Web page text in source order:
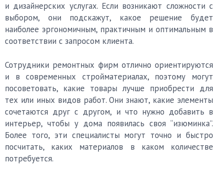
и дизайнерских услугах. Если возникают сложности с
выбором, они подскажут, какое решение будет
наиболее эргономичным, практичным и оптимальным в
соответствии с запросом клиента.
Сотрудники ремонтных фирм отлично ориентируются
и в современных стройматериалах, поэтому могут
посоветовать, какие товары лучше приобрести для
тех или иных видов работ. Они знают, какие элементы
сочетаются друг с другом, и что нужно добавить в
интерьер, чтобы у дома появилась своя “изюминка”.
Более того, эти специалисты могут точно и быстро
посчитать, каких материалов в каком количестве
потребуется.